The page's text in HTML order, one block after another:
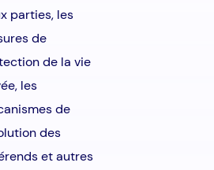
parties, les
de
de la vie
les
de
des
et autres